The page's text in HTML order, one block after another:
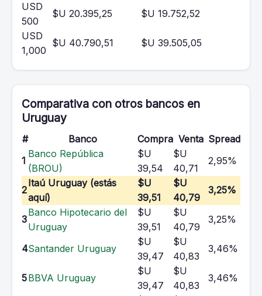
USD
500
$U 20.395,25
$U 19.752,52
USD
1,000
$U 40.790,51 $U 39.505,05
Comparativa con otros bancos en
Uruguay
# Banco Compra Venta Spread
1
Banco República
(BROU)
$U
39,54
$U
40,71
2,95%
2
Itaú Uruguay (estás
aquí)
$U
39,51
$U
40,79
3,25%
3
Banco Hipotecario del
Uruguay
$U
39,51
$U
40,79
3,25%
4Santander Uruguay
$U
39,47
$U
40,83
3,46%
5BBVA Uruguay
$U
39,47
$U
40,83
3,46%